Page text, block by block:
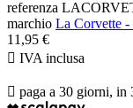
referenza
marchio La Corvette
11,95 €
 IVA inclusa
 paga a 30 giorni, in